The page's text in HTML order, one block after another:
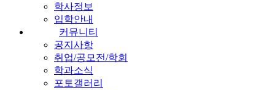
학사정보
입학안내
커뮤니티
공지사항
취업/공모전/학회
학과소식
포토갤러리